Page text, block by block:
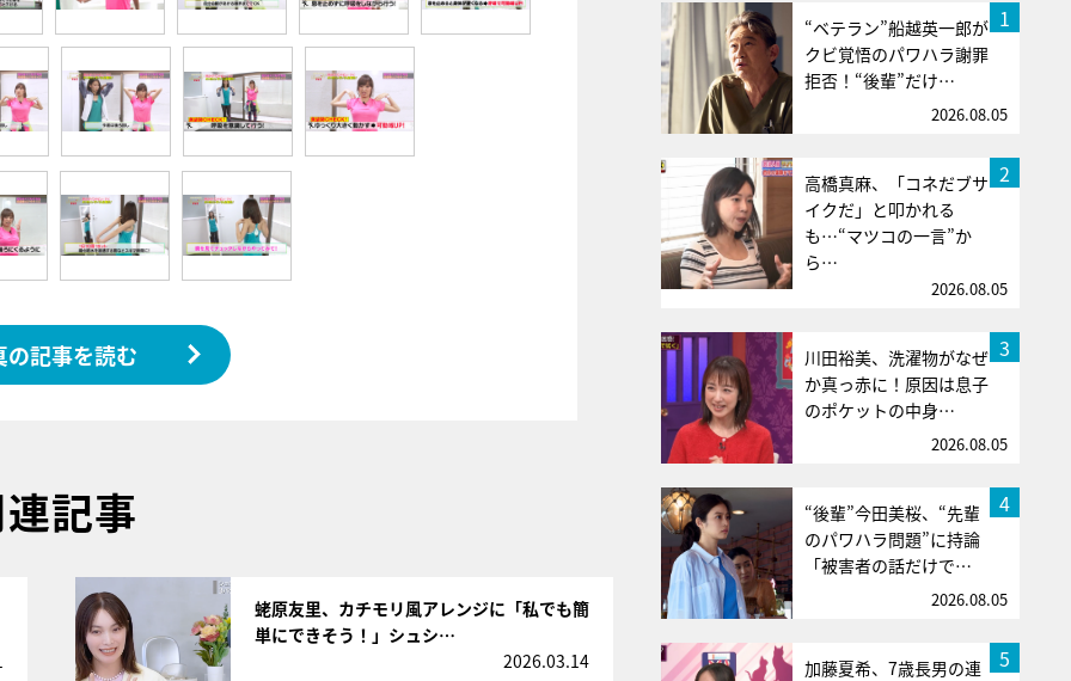
の記事を読む
記事
蛯原友里、カチモリ風アレンジに「私でも簡
単にできそう！」シュシ…
2026.03.14
1
“ベテラン”船越英一郎が
クビ覚悟のパワハラ謝罪
拒否！“後輩”だけ…
2026.08.05
2
高橋真麻、「コネだブサ
イクだ」と叩かれる
も…“マツコの一言”か
ら…
2026.08.05
3
川田裕美、洗濯物がなぜ
か真っ赤に！原因は息子
のポケットの中身…
2026.08.05
4
“後輩”今田美桜、“先輩
のパワハラ問題”に持論
「被害者の話だけで…
2026.08.05
5
加藤夏希、7歳長男の連